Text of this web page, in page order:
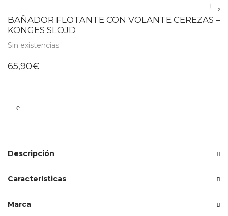
BAÑADOR FLOTANTE CON VOLANTE CEREZAS –
KONGES SLOJD
Sin existencias
65,90€
Descripción
Características
Marca